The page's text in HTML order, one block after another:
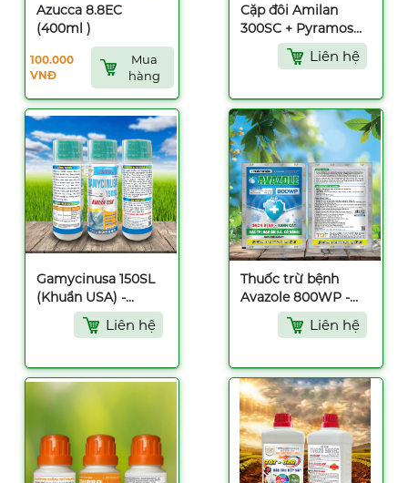
Azucca 8.8EC
(400ml )
100.000
VNĐ
Mua
hàng
Cặp đôi Amilan
300SC + Pyramos
40SL (250ml)
Liên hệ
Gamycinusa 150SL
(Khuẩn USA) -
220ml
Liên hệ
Thuốc trừ bệnh
Avazole 800WP -
Liên hệ